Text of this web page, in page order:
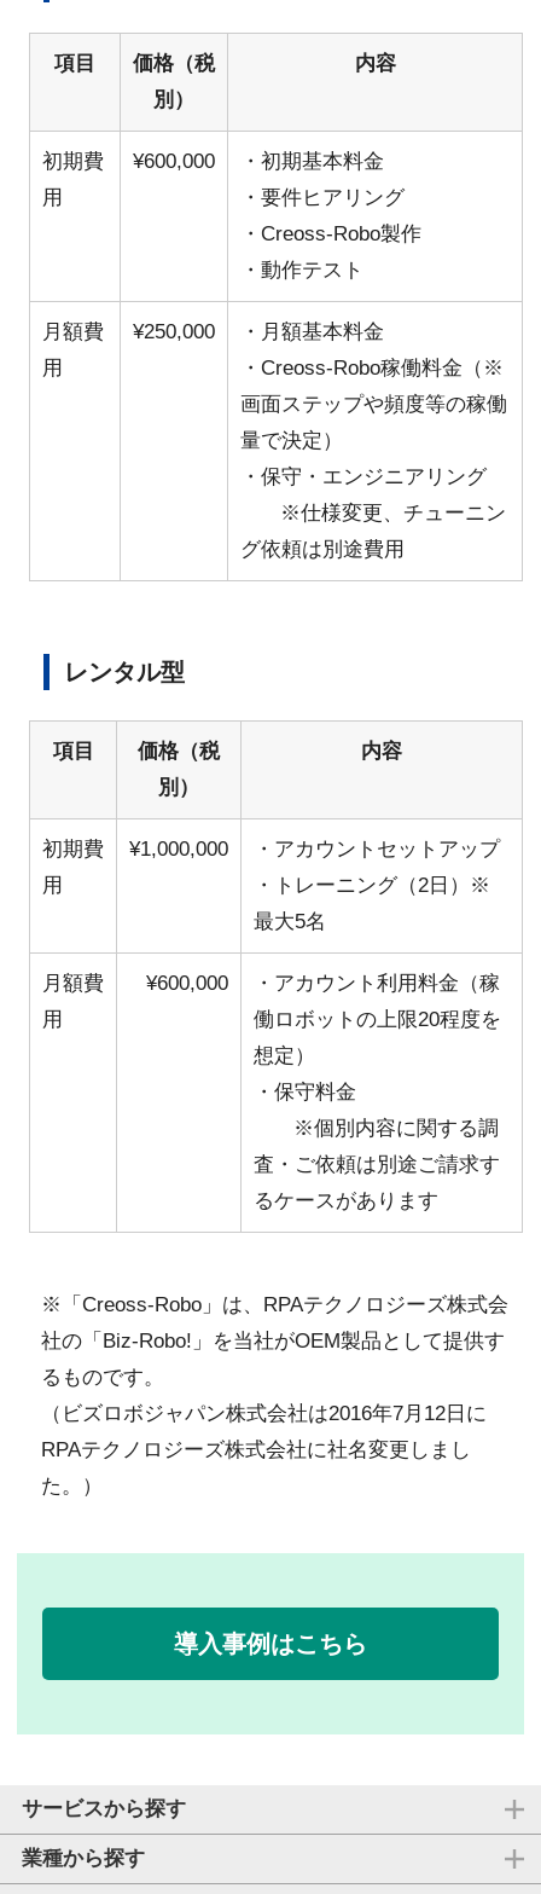
項目
価格（税
別）
内容
初期費
用
¥600,000
・初期基本料金
・要件ヒアリング
・Creoss-Robo製作
・動作テスト
月額費
用
¥250,000
・月額基本料金
・Creoss-Robo稼働料金（※
画面ステップや頻度等の稼働
量で決定）
・保守・エンジニアリング
※仕様変更、チューニン
グ依頼は別途費用
レンタル型
項目
価格（税
別）
内容
初期費
用
¥1,000,000
・アカウントセットアップ
・トレーニング（2日）※
最大5名
月額費
用
¥600,000
・アカウント利用料金（稼
働ロボットの上限20程度を
想定）
・保守料金
※個別内容に関する調
査・ご依頼は別途ご請求す
るケースがあります
※「Creoss-Robo」は、RPAテクノロジーズ株式会
社の「Biz-Robo!」を当社がOEM製品として提供す
るものです。
（ビズロボジャパン株式会社は2016年7月12日に
RPAテクノロジーズ株式会社に社名変更しまし
た。）
導入事例はこちら
サービスから探す
業種から探す